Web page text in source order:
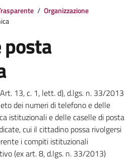
/ Organizzazione
posta
Art. 13, c. 1, lett. d), d.lgs. n. 33/2013
dei numeri di telefono e delle
istituzionali e delle caselle di posta
cui il cittadino possa rivolgersi
i compiti istituzionali
(ex art. 8, d.lgs. n. 33/2013)